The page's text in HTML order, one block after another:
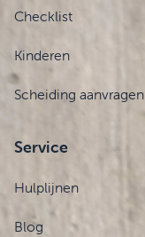
Checklist
Kinderen
Scheiding aanvragen
Service
Hulplijnen
Blog